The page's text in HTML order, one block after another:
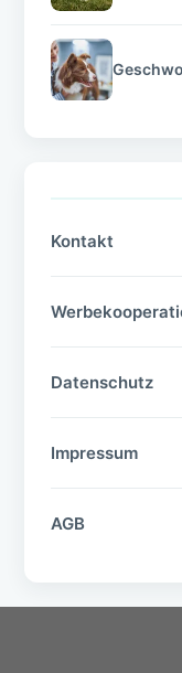
Kontakt
Datenschutz
Impressum
AGB